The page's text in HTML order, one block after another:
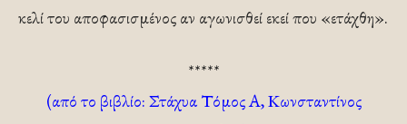
κελί του αποφασισμένος αν αγωνισθεί εκεί που «ετάχθη».
*****
(από το βιβλίο: Στάχυα Τόμος Α, Κωνσταντίνος